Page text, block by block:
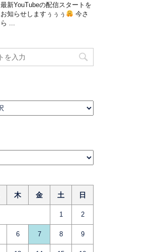
最新YouTubeの配信スタートを
お知らせしますぅぅぅ
今さ
ら ...
木 金 土 日
1 2
6 7 8 9